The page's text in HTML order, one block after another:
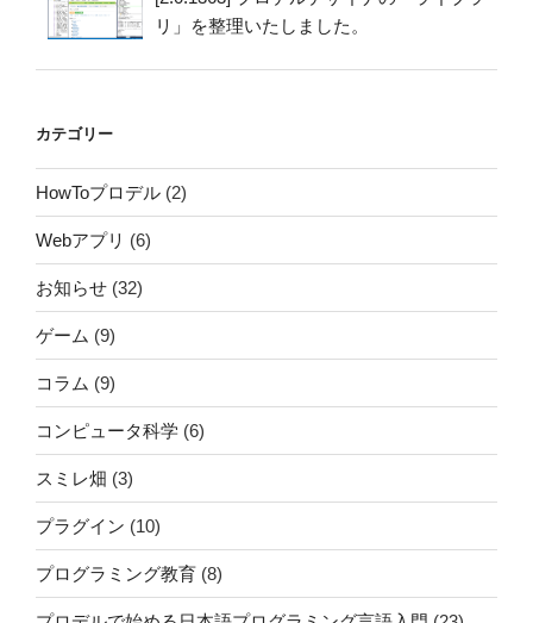
リ」を整理いたしました。
カテゴリー
HowToプロデル (2)
Webアプリ (6)
お知らせ (32)
ゲーム (9)
コラム (9)
コンピュータ科学 (6)
スミレ畑 (3)
プラグイン (10)
プログラミング教育 (8)